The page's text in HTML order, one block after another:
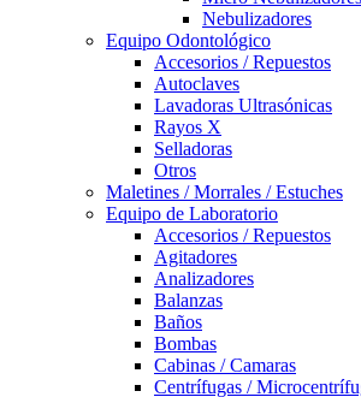
Nebulizadores
Equipo Odontológico
Accesorios / Repuestos
Autoclaves
Lavadoras Ultrasónicas
Rayos X
Selladoras
Otros
Maletines / Morrales / Estuches
Equipo de Laboratorio
Accesorios / Repuestos
Agitadores
Analizadores
Balanzas
Baños
Bombas
Cabinas / Camaras
Centrífugas /